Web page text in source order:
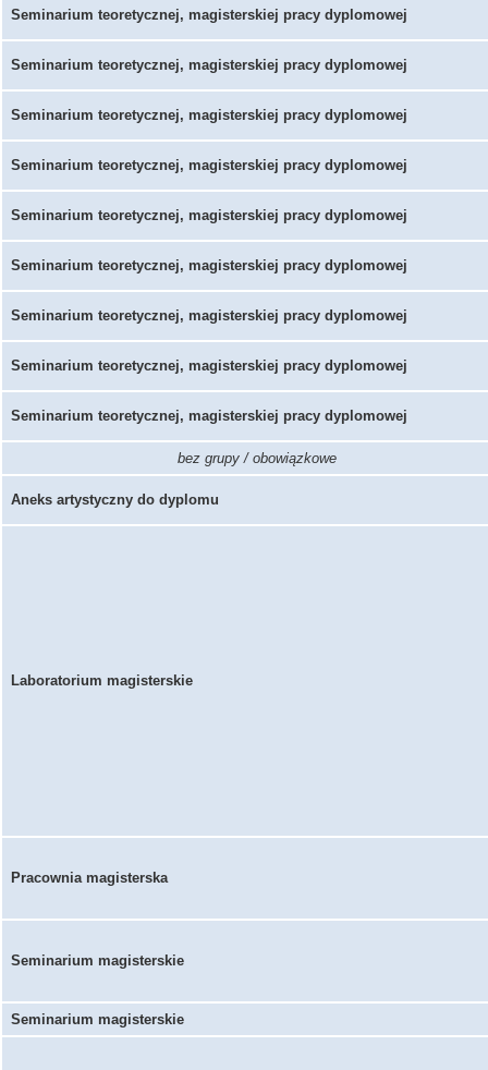
Seminarium teoretycznej, magisterskiej pracy dyplomowej
Seminarium teoretycznej, magisterskiej pracy dyplomowej
Seminarium teoretycznej, magisterskiej pracy dyplomowej
Seminarium teoretycznej, magisterskiej pracy dyplomowej
Seminarium teoretycznej, magisterskiej pracy dyplomowej
Seminarium teoretycznej, magisterskiej pracy dyplomowej
Seminarium teoretycznej, magisterskiej pracy dyplomowej
Seminarium teoretycznej, magisterskiej pracy dyplomowej
Seminarium teoretycznej, magisterskiej pracy dyplomowej
bez grupy / obowiązkowe
Aneks artystyczny do dyplomu
Laboratorium magisterskie
Pracownia magisterska
Seminarium magisterskie
Seminarium magisterskie